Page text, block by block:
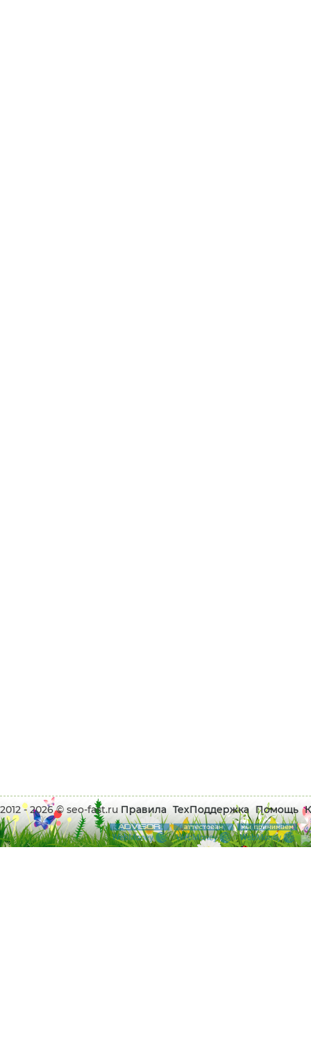
2012 - 2026 © seo-fast.ru Правила ТехПоддержка Помощь